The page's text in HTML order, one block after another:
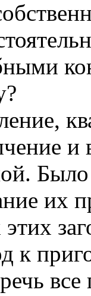
и
их
к
все